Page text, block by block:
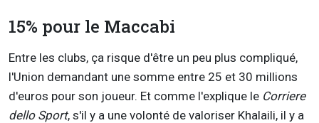
15% pour le Maccabi
Entre les clubs, ça risque d'être un peu plus compliqué,
l'Union demandant une somme entre 25 et 30 millions
d'euros pour son joueur. Et comme l'explique le Corriere
dello Sport, s'il y a une volonté de valoriser Khalaili, il y a